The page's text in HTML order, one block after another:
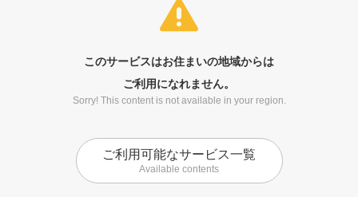
このサービスはお住まいの地域からは
ご利用になれません。
Sorry! This content is not available in your region.
ご利用可能なサービス一覧
Available contents